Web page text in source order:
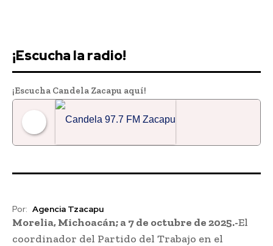
¡Escucha la radio!
¡Escucha Candela Zacapu aquí!
Por: Agencia Tzacapu
Morelia, Michoacán; a 7 de octubre de 2025.-El
coordinador del Partido del Trabajo en el